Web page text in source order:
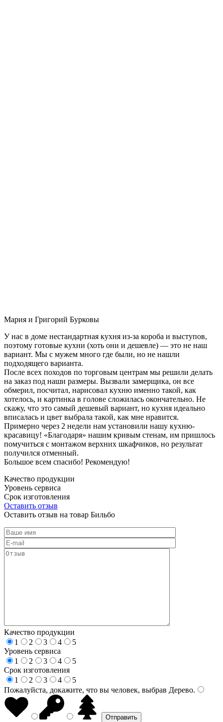
Мария и Григорий Бурковы
У нас в доме нестандартная кухня из-за короба и выступов,
поэтому готовые кухни (хоть они и дешевле) — это не наш
вариант. Мы с мужем много где были, но не нашли
подходящего варианта.
После всех походов по торговым центрам мы решили делать
на заказ под наши размеры. Вызвали замерщика, он все
обмерил, посчитал, нарисовал кухню именно такой, как
хотелось, и картинка в голове сложилась окончательно. Не
скажу, что это самый дешевый вариант, но кухня идеально
вписалась и цвет выбрала такой, как мне нравится.
Примерно через 2 недели нам установили нашу кухню-
красавицу! «Благодаря» нашим кривым стенам, им пришлось
помучиться с монтажом верхних шкафчиков, но результат
получился отменный.
Большое всем спасибо! Рекомендую!
Качество продукции
Уровень сервиса
Срок изготовления
Оставить отзыв
Оставить отзыв на товар Бильбо
Качество продукции
1
2 3 4
5
Уровень сервиса
1
2 3 4
5
Срок изготовления
1
2 3 4
5
Пожалуйста, докажите, что вы человек, выбрав Дерево.